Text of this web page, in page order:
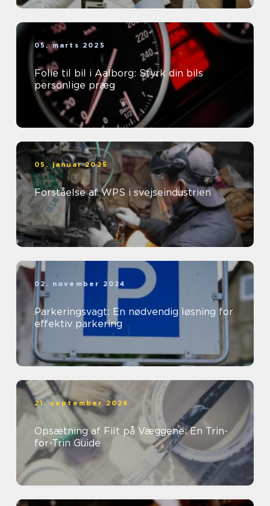
05. marts 2025
Folie til bil i Aalborg: Styrk din bils
personlige præg
05. januar 2025
Forståelse af WPS i svejseindustrien
02. november 2024
Parkeringsvagt: En nødvendig løsning for
effektiv parkering
21. september 2024
Opsætning af Filt på Væggene: En Trin-
for-Trin Guide